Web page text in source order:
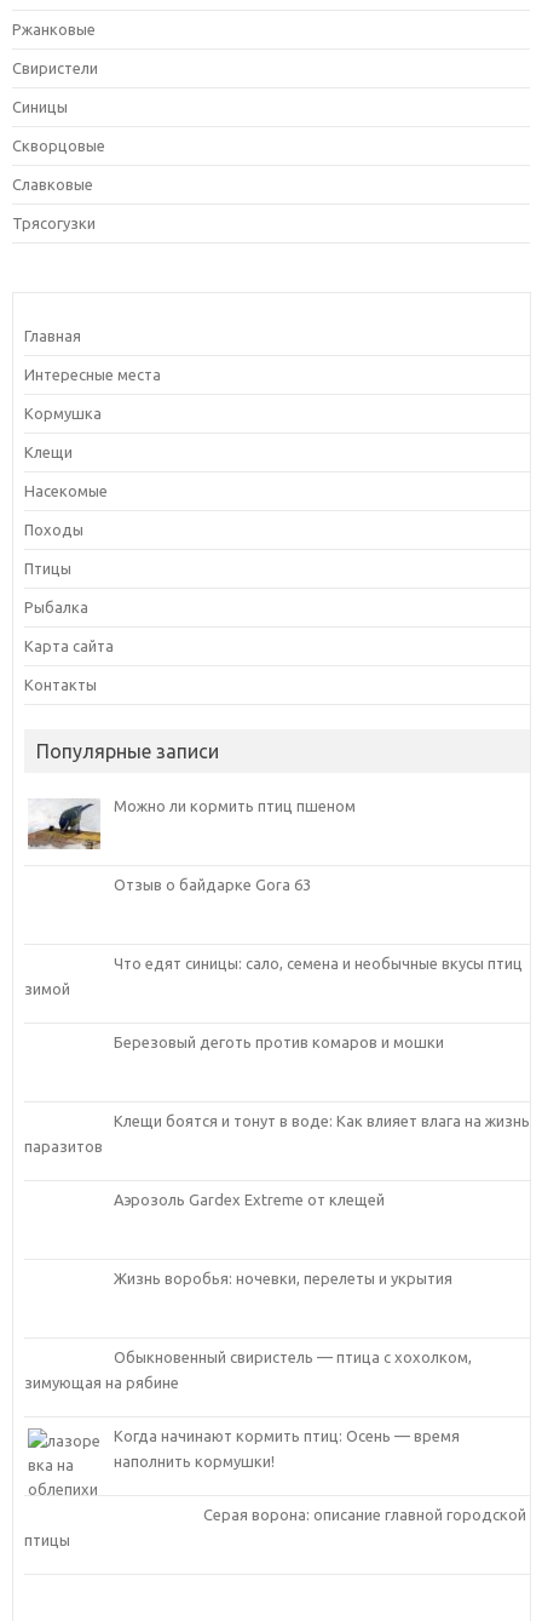
Ржанковые
Свиристели
Синицы
Скворцовые
Славковые
Трясогузки
Главная
Интересные места
Кормушка
Клещи
Насекомые
Походы
Птицы
Рыбалка
Карта сайта
Контакты
Популярные записи
Можно ли кормить птиц пшеном
Отзыв о байдарке Gora 63
Что едят синицы: сало, семена и необычные вкусы птиц
зимой
Березовый деготь против комаров и мошки
Клещи боятся и тонут в воде: Как влияет влага на жизнь
паразитов
Аэрозоль Gardex Extreme от клещей
Жизнь воробья: ночевки, перелеты и укрытия
Обыкновенный свиристель — птица с хохолком,
зимующая на рябине
Когда начинают кормить птиц: Осень — время
наполнить кормушки!
Серая ворона: описание главной городской
птицы